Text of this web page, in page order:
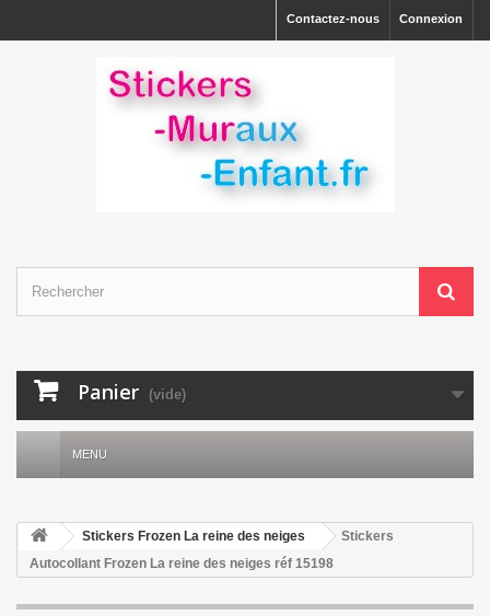
Connexion
Contactez-nous
Panier (vide)
MENU
Stickers Frozen La reine des neiges
Stickers
Autocollant Frozen La reine des neiges réf 15198